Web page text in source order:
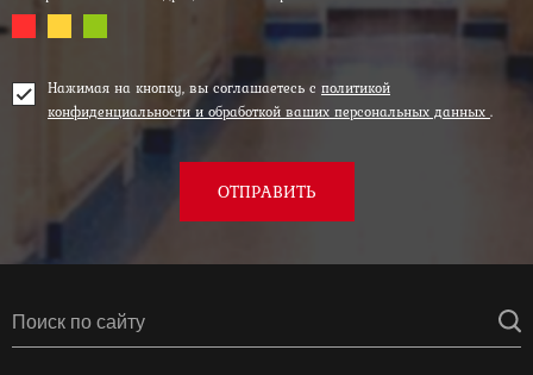
Нажимая на кнопку, вы соглашаетесь с политикой
конфиденциальности и обработкой ваших персональных данных .
ОТПРАВИТЬ